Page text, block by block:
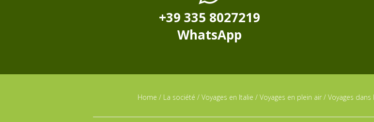
+39 335 8027219
WhatsApp
Home / La société / Voyages en Italie / Voyages en plein air / Voyages